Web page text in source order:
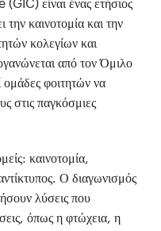
είναι ένας ετήσιος
την καινοτομία και την
κολεγίων και
από τον Όμιλο
ομάδες φοιτητών να
στις παγκόσμιες
καινοτομία,
Ο διαγωνισμός
λύσεις που
όπως η φτώχεια, η